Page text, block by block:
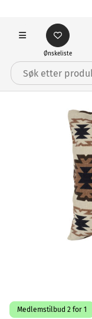
Ønskeliste
Medlemstilbud 2 for 1